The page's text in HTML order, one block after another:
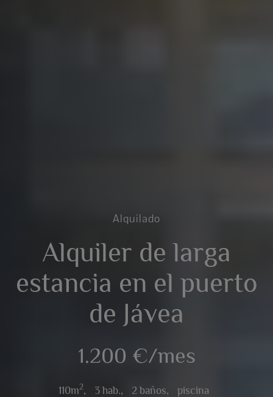
Alquilado
Alquiler de larga
estancia en el puerto
de Jávea
1.200 €/mes
110m2, 3 hab., 2 baños, piscina